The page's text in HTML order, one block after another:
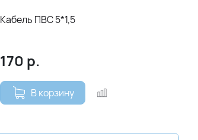
Кабель ПВС 5*1,5
170 р.
В корзину